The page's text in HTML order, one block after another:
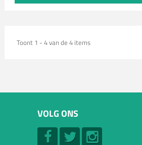
Toont 1 - 4 van de 4 items
VOLG ONS